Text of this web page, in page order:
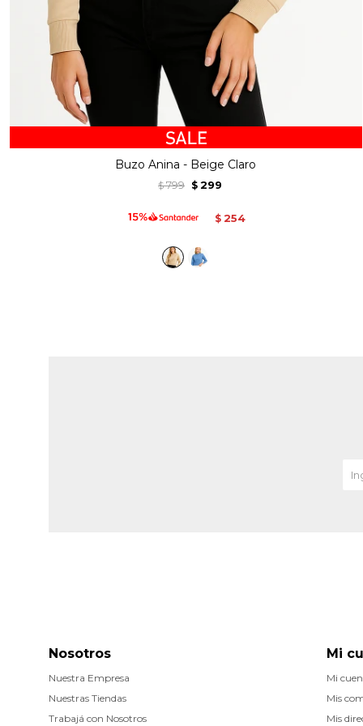
Buzo Anina - Beige Claro
$ 799 $ 299
$ 254
Nosotros
Nuestra Empresa
Nuestras Tiendas
Trabajá con Nosotros
Mi
Mi
Mis
Mis